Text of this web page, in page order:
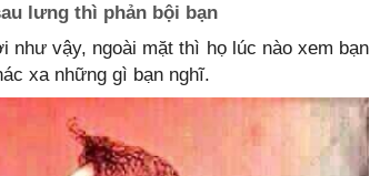
lưng thì phản bội bạn
như vậy, ngoài mặt thì họ lúc nào xem bạn
xa những gì bạn nghĩ.